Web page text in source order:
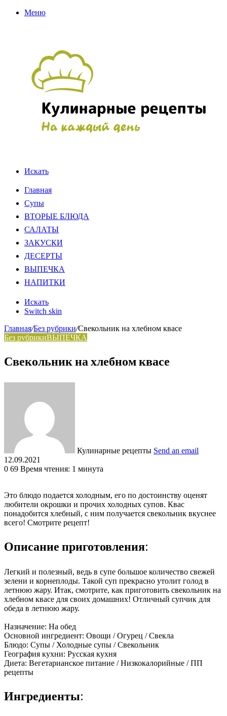
Меню
Искать
Главная
Супы
ВТОРЫЕ БЛЮДА
САЛАТЫ
ЗАКУСКИ
ДЕСЕРТЫ
ВЫПЕЧКА
НАПИТКИ
Искать
Switch skin
Главная/Без рубрики/Свекольник на хлебном квасе
Без рубрикиВЫПЕЧКА
Свекольник на хлебном квасе
Кулинарные рецепты Send an email
12.09.2021
0 69 Время чтения: 1 минута
Это блюдо подается холодным, его по достоинству оценят
любители окрошки и прочих холодных супов. Квас
понадобится хлебный, с ним получается свекольник вкуснее
всего! Смотрите рецепт!
Описание приготовления:
Легкий и полезный, ведь в супе большое количество свежей
зелени и корнеплоды. Такой суп прекрасно утолит голод в
летнюю жару. Итак, смотрите, как приготовить свекольник на
хлебном квасе для своих домашних! Отличный супчик для
обеда в летнюю жару.
Назначение: На обед
Основной ингредиент: Овощи /Огурец /Свекла
Блюдо: Супы /Холодные супы /Свекольник
География кухни: Русская кухня
Диета: Вегетарианское питание /Низкокалорийные /ПП
рецепты
Ингредиенты: